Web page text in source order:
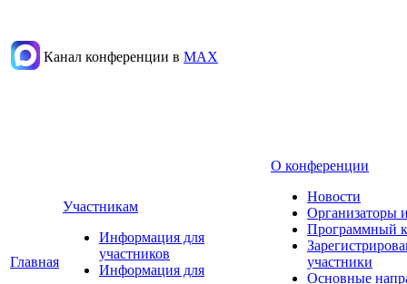
Канал конференции в МАХ
Главная
Участникам
Информация для
участников
Информация для
О конференции
Новости
Организаторы
Программный
участники
Основные